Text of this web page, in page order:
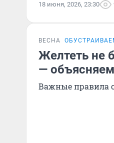
18 июня, 2026, 23:30
ВЕСНА
Желтеть не
—
Важные правила